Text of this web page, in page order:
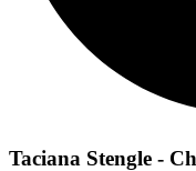
Taciana Stengle -